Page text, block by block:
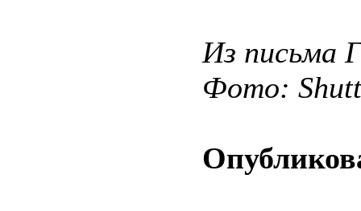
Из письма
Фото: